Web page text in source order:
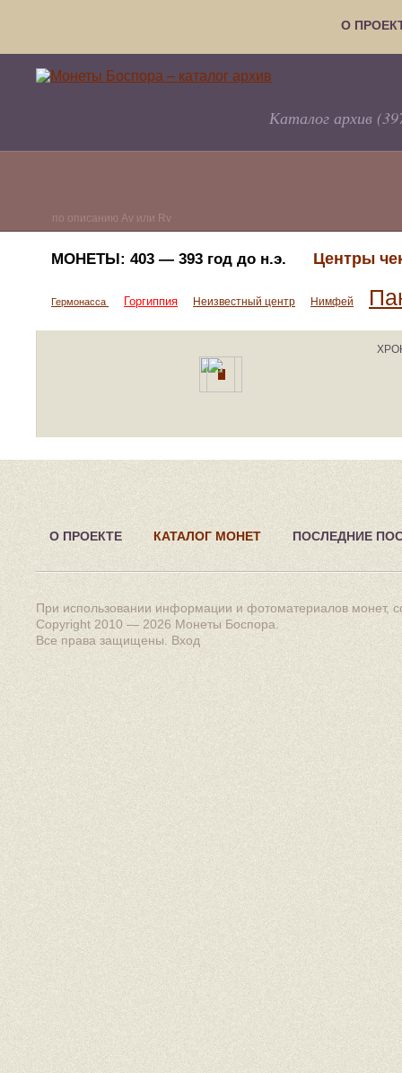
О
Каталог архив
по описанию Av или Rv
МОНЕТЫ: 403 — 393 год до н.э. Центры
Гермонасса Горгиппия Неизвестный центр Нимфей
О ПРОЕКТЕ КАТАЛОГ МОНЕТ ПОСЛЕДНИЕ
При использовании информации и фотоматериалов монет,
Copyright 2010 — 2026 Монеты Боспора
Все права защищены. Вход